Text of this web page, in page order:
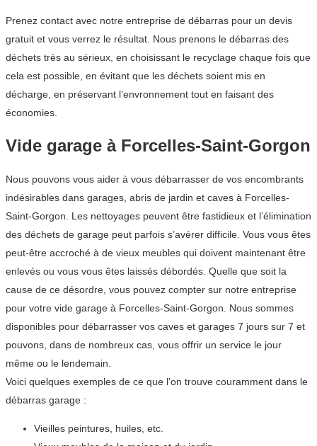
Prenez contact avec notre entreprise de débarras pour un devis
gratuit et vous verrez le résultat. Nous prenons le débarras des
déchets très au sérieux, en choisissant le recyclage chaque fois que
cela est possible, en évitant que les déchets soient mis en
décharge, en préservant l’envronnement tout en faisant des
économies.
Vide garage à Forcelles-Saint-Gorgon
Nous pouvons vous aider à vous débarrasser de vos encombrants
indésirables dans garages, abris de jardin et caves à Forcelles-
Saint-Gorgon. Les nettoyages peuvent être fastidieux et l’élimination
des déchets de garage peut parfois s’avérer difficile. Vous vous êtes
peut-être accroché à de vieux meubles qui doivent maintenant être
enlevés ou vous vous êtes laissés débordés. Quelle que soit la
cause de ce désordre, vous pouvez compter sur notre entreprise
pour votre vide garage à Forcelles-Saint-Gorgon. Nous sommes
disponibles pour débarrasser vos caves et garages 7 jours sur 7 et
pouvons, dans de nombreux cas, vous offrir un service le jour
même ou le lendemain.
Voici quelques exemples de ce que l’on trouve couramment dans le
débarras garage :
Vieilles peintures, huiles, etc.